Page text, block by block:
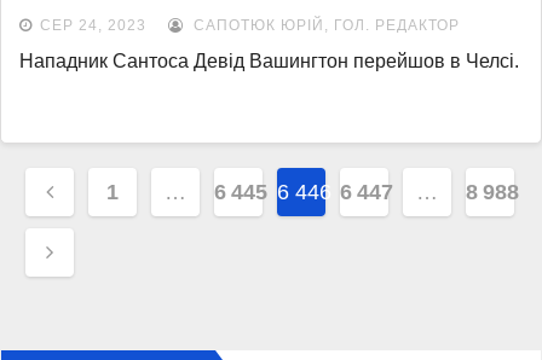
СЕР 24, 2023 САПОТЮК ЮРІЙ, ГОЛ. РЕДАКТОР
Нападник Сантоса Девід Вашингтон перейшов в Челсі.
Навігація
записів
1 … 6 445 6 446 6 447 … 8 988